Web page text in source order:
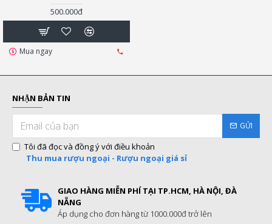
500.000đ
Mua ngay
NHẬN BẢN TIN
GỬI
Tôi đã đọc và đồng ý với điều khoản
Thu mua rượu ngoại - Rượu ngoại giá sỉ
GIAO HÀNG MIỄN PHÍ TẠI TP.HCM, HÀ NỘI, ĐÀ
NẴNG
Áp dụng cho đơn hàng từ 1000.000đ trở lên